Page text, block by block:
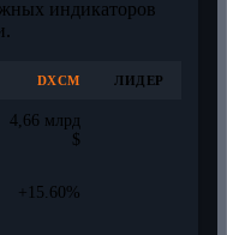
индикаторов
DXCM ЛИДЕР
4,66 млрд
$
+15.60%